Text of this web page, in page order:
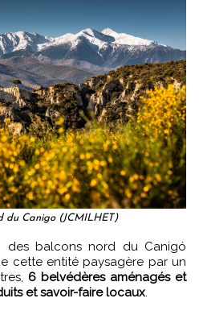
du Canigo (JCMILHET)
cette entité paysagère par un
6 belvédères aménagés et
et savoir-faire locaux.